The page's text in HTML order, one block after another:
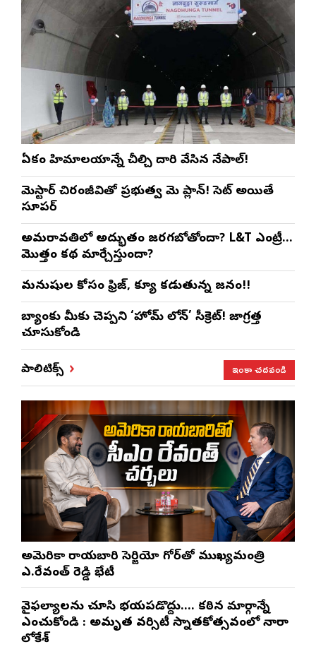
ఏకంగా హిమాలయాన్నే చీల్చి దారి వేసిన నేపాల్!
మెగాస్టార్ చిరంజీవితో ప్రభుత్వ మెగా ప్లాన్! సెట్ అయితే
సూపర్
అమరావతిలో అద్భుతం జరగబోతోందా? L&T ఎంట్రీ…
మొత్తం కథ మార్చేస్తుందా?
మనుషుల కోసం ఫ్రిజ్, క్యూ కడుతున్న జనం!!
బ్యాంకు మీకు చెప్పని ‘హోమ్ లోన్’ సీక్రెట్! జాగ్రత్తగా
చూసుకోండి
పాలిటిక్స్ ఇంకా చదవండి
అమెరికా రాయబారి సెర్జియో గోర్‌తో ముఖ్యమంత్రి
ఎ.రేవంత్ రెడ్డి భేటీ
వైఫల్యాలను చూసి భయపడొద్దు…. కఠిన మార్గాన్నే
ఎంచుకోండి : అమృత వర్సిటీ స్నాతకోత్సవంలో నారా
లోకేశ్